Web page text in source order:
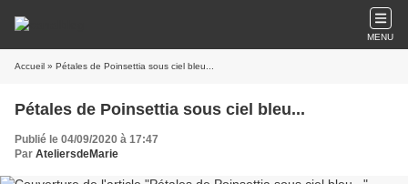
MENU
Accueil » Pétales de Poinsettia sous ciel bleu...
Pétales de Poinsettia sous ciel bleu...
Publié le 04/09/2020 à 17:47
Par AteliersdeMarie